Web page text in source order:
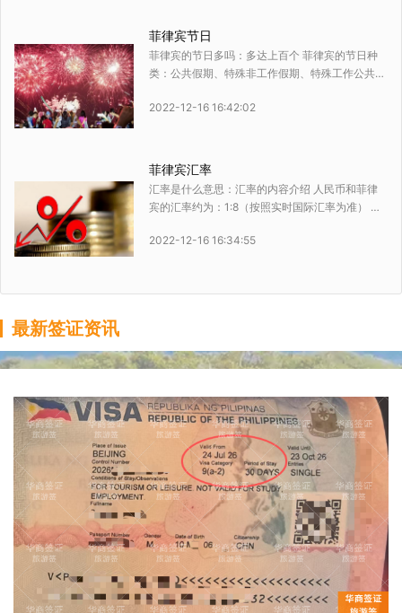
菲律宾节日
菲律宾的节日多吗：多达上百个 菲律宾的节日种
类：公共假期、特殊非工作假期、特殊工作公共假
吗：有，菲律宾节日风俗内容
2022-12-16 16:42:02
菲律宾汇率
汇率是什么意思：汇率的内容介绍 人民币和菲律
宾的汇率约为：1:8（按照实时国际汇率为准） 美
为准） 汇率的种类：固定汇率、浮动汇率等等
2022-12-16 16:34:55
最新签证资讯